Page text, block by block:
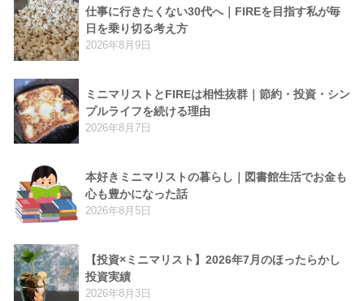
仕事に行きたくない30代へ｜FIREを目指す私が毎
日を乗り切る考え方
2026年8月9日
ミニマリストとFIREは相性抜群｜節約・投資・シン
プルライフを続ける理由
2026年8月7日
本好きミニマリストの暮らし｜図書館生活でお金も
心も豊かになった話
2026年8月5日
【投資×ミニマリスト】2026年7月のほったらかし
投資実績
2026年8月3日